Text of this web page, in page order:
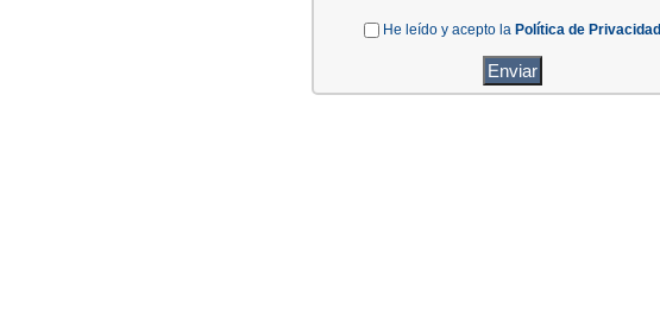
He leído y acepto la Política de Privacidad